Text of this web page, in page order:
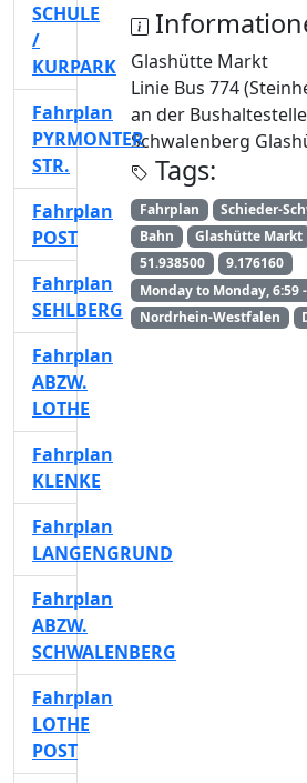
Glashütte Markt
Linie Bus 774
an der
Schwalenberg
Tags:
Fahrplan Schieder-
Bahn
Glashütte Markt
51.938500
9.176160
Monday to Monday, 6:59
Nordrhein-Westfalen
SCHULE
/
KURPARK
Fahrplan
PYRMONTER
STR.
Fahrplan
POST
Fahrplan
SEHLBERG
Fahrplan
ABZW.
LOTHE
Fahrplan
KLENKE
Fahrplan
LANGENGRUND
Fahrplan
ABZW.
SCHWALENBERG
Fahrplan
LOTHE
POST